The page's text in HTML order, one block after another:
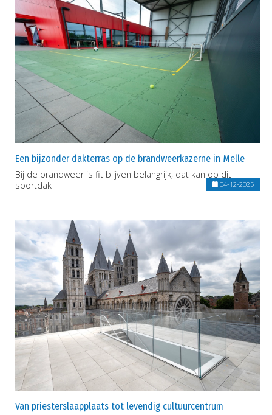
Een bijzonder dakterras op de brandweerkazerne in Melle
Bij de brandweer is fit blijven belangrijk, dat kan op dit
sportdak
04-12-2025
Van priesterslaapplaats tot levendig cultuurcentrum